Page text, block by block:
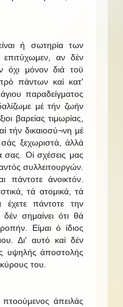
ή σωτηρία των
αν δέν
όχι μόνον διά τοϋ
πάντων καί κατ'
παραδείγματος
μέ τήν ζωήν
βαρείας τιμωρίας,
τήν δικαιοσύ¬νη μέ
ξεχωριστά, άλλά
σας. Οί σχέσεις μας
συλλειτουργών.
πάντοτε άνοικτόν.
τά ατομικά, τά
έχετε πάντοτε την
σημαίνει ότι θά
Είμαι ό ίδιος
Δι' αυτό καί δέν
υψηλής άποστολής
του.
άπειλάς